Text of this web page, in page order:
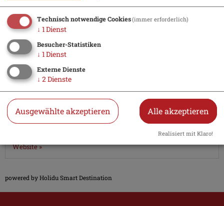
Ausstattung & Information
Adresse
Fewo Franke
Frau Edith Daehre
92339Beilngries
Tel.
Website »
powered by Holidu Smart Destination
Technisch notwendige Cookies(immer erforderlich)
↓ 1Dienst
Besucher-Statistiken
↓ 1Dienst
Externe Dienste
↓ 2 Dienste
Ausgewählte akzeptieren Alle akzeptieren
Realisiert mit Klaro!